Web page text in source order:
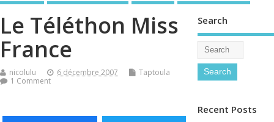
Le Téléthon Miss
France
nicolulu 6 décembre 2007
Taptoula
1 Comment
Search
Recent Posts